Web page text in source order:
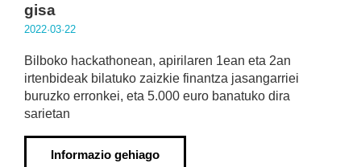
gisa
2022·03·22
Bilboko hackathonean, apirilaren 1ean eta 2an
irtenbideak bilatuko zaizkie finantza jasangarriei
buruzko erronkei, eta 5.000 euro banatuko dira
sarietan
Informazio gehiago